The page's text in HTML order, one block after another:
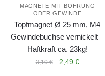
MAGNETE MIT BOHRUNG
ODER GEWINDE
Topfmagnet Ø 25 mm, M4
Gewindebuchse vernickelt –
Haftkraft ca. 23kg!
3,10€
Ursprünglicher
2,49 €Aktueller